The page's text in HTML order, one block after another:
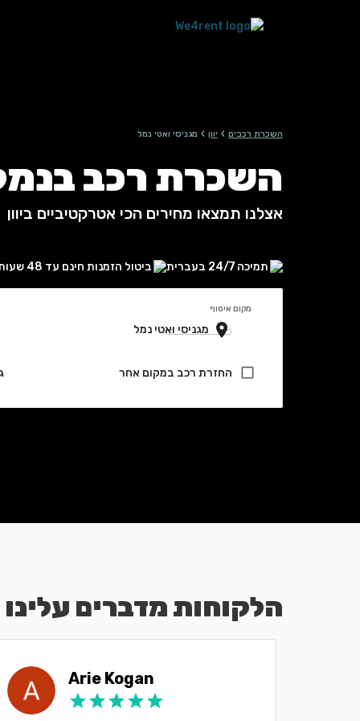
השכרת רכבים › יוון › מגניסי ואטי נמל
השכרת רכב בנמל
אצלנו תמצאו מחירים הכי אטרקטיביים ביוון
תמיכה 24/7 בעברית ביטול הזמנות חינם עד 48 שעות
מקום איסוף
החזרת רכב במקום אחר
הלקוחות מדברים עלינו
Arie Kogan